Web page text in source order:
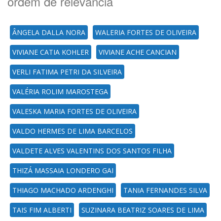
ÂNGELA DALLA NORA WALERIA FORTES DE OLIVEIRA
VIVIANE CATIA KOHLER VIVIANE ACHE CANCIAN
VERLI FATIMA PETRI DA SILVEIRA
VALÉRIA ROLIM MAROSTEGA
VALESKA MARIA FORTES DE OLIVEIRA
VALDO HERMES DE LIMA BARCELOS
VALDETE ALVES VALENTINS DOS SANTOS FILHA
THIZÁ MASSAIA LONDERO GAI
THIAGO MACHADO ARDENGHI TANIA FERNANDES SILVA
TAIS FIM ALBERTI SUZINARA BEATRIZ SOARES DE LIMA